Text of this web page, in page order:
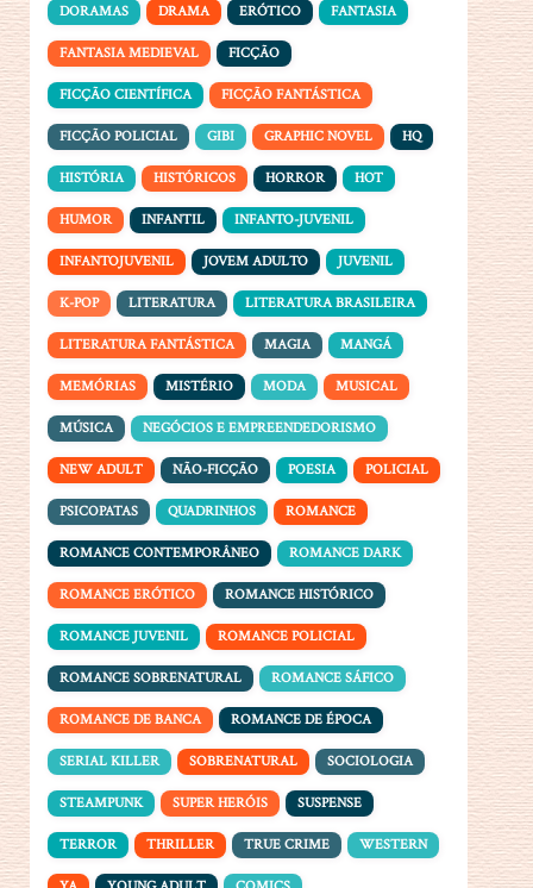
DORAMAS DRAMA ERÓTICO FANTASIA
FANTASIA MEDIEVAL FICÇÃO
FICÇÃO CIENTÍFICA FICÇÃO FANTÁSTICA
FICÇÃO POLICIAL GIBI GRAPHIC NOVEL HQ
HISTÓRIA HISTÓRICOS HORROR HOT
HUMOR INFANTIL INFANTO-JUVENIL
INFANTOJUVENIL JOVEM ADULTO JUVENIL
K-POP LITERATURA LITERATURA BRASILEIRA
LITERATURA FANTÁSTICA MAGIA MANGÁ
MEMÓRIAS MISTÉRIO MODA MUSICAL
MÚSICA NEGÓCIOS E EMPREENDEDORISMO
NEW ADULT NÃO-FICÇÃO POESIA POLICIAL
PSICOPATAS QUADRINHOS ROMANCE
ROMANCE CONTEMPORÂNEO ROMANCE DARK
ROMANCE ERÓTICO ROMANCE HISTÓRICO
ROMANCE JUVENIL ROMANCE POLICIAL
ROMANCE SOBRENATURAL ROMANCE SÁFICO
ROMANCE DE BANCA ROMANCE DE ÉPOCA
SERIAL KILLER SOBRENATURAL SOCIOLOGIA
STEAMPUNK SUPER HERÓIS SUSPENSE
TERROR THRILLER TRUE CRIME WESTERN